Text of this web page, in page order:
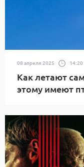
08 апреля 2025 14:20
Как летают
этому имеют